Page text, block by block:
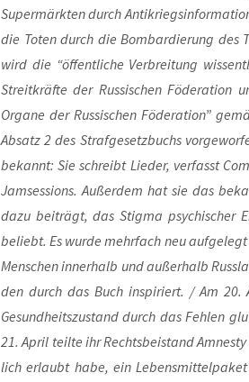
Super­märk­ten durch
die Toten durch die Bom­bar­die­rung des
wird die “öffent­li­che Ver­brei­tung
Streit­kräf­te der Rus­si­schen Föde­ra­ti­on
Orga­ne der Rus­si­schen Föde­ra­ti­on”
Absatz 2 des Straf­ge­setz­buchs
bekannt: Sie schreibt Lie­der, ver­fasst
Jam­ses­si­ons. Außer­dem hat sie das
dazu bei­trägt, das Stig­ma psy­chi­scher
beliebt. Es wur­de mehr­fach neu
Men­schen inner­halb und außer­halb
den durch das Buch inspi­riert. / Am 20.
Gesund­heits­zu­stand durch das Feh­len
21. April teil­te ihr Rechts­bei­stand
lich erlaubt habe, ein